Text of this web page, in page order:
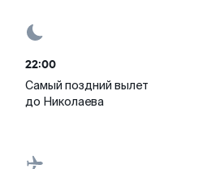
22:00
Самый поздний вылет
до Николаева